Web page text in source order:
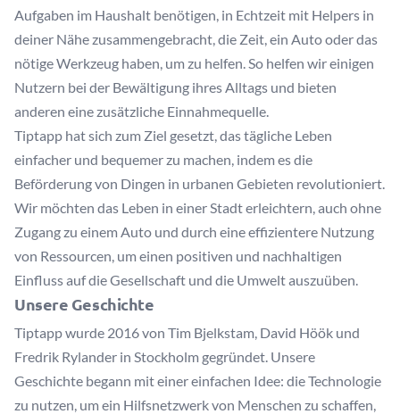
Aufgaben im Haushalt benötigen, in Echtzeit mit Helpers in
deiner Nähe zusammengebracht, die Zeit, ein Auto oder das
nötige Werkzeug haben, um zu helfen. So helfen wir einigen
Nutzern bei der Bewältigung ihres Alltags und bieten
anderen eine zusätzliche Einnahmequelle.
Tiptapp hat sich zum Ziel gesetzt, das tägliche Leben
einfacher und bequemer zu machen, indem es die
Beförderung von Dingen in urbanen Gebieten revolutioniert.
Wir möchten das Leben in einer Stadt erleichtern, auch ohne
Zugang zu einem Auto und durch eine effizientere Nutzung
von Ressourcen, um einen positiven und nachhaltigen
Einfluss auf die Gesellschaft und die Umwelt auszuüben.
Unsere Geschichte
Tiptapp wurde 2016 von Tim Bjelkstam, David Höök und
Fredrik Rylander in Stockholm gegründet. Unsere
Geschichte begann mit einer einfachen Idee: die Technologie
zu nutzen, um ein Hilfsnetzwerk von Menschen zu schaffen,